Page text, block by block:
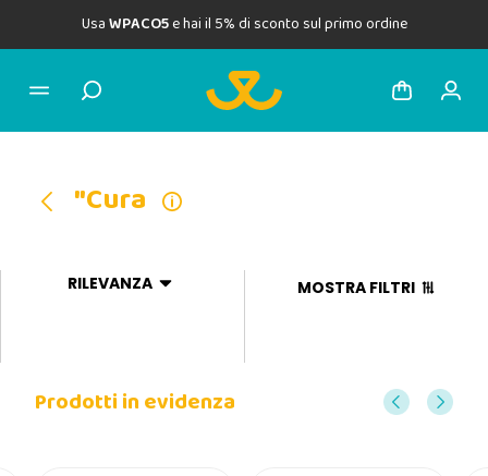
UsaWPACO5e hai il 5% di sconto sul primo ordine
"Cura
RILEVANZA MOSTRA FILTRI
Prodotti in evidenza